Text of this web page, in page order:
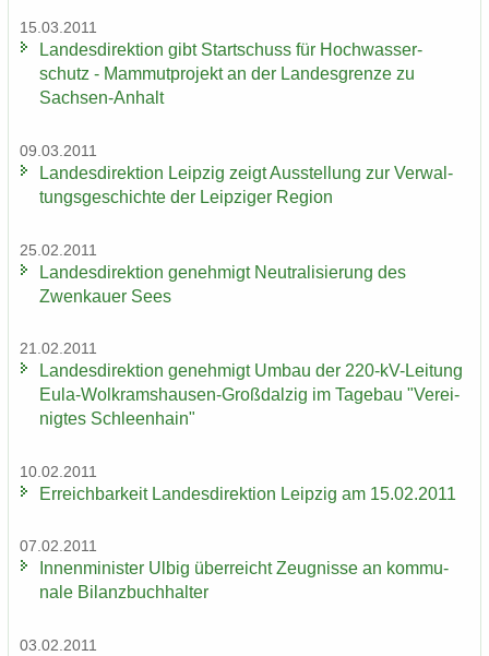
15.03.2011
Lan­des­di­rek­ti­on gibt Start­schuss für Hoch­was­ser­
schutz - Mam­mut­pro­jekt an der Lan­des­gren­ze zu
Sachsen-​Anhalt
09.03.2011
Lan­des­di­rek­ti­on Leip­zig zeigt Aus­stel­lung zur Ver­wal­
tungs­ge­schich­te der Leip­zi­ger Re­gi­on
25.02.2011
Lan­des­di­rek­ti­on ge­neh­migt Neu­tra­li­sie­rung des
Zwenkau­er Sees
21.02.2011
Lan­des­di­rek­ti­on ge­neh­migt Umbau der 220-​kV-Leitung
Eula-​Wolkramshausen-Großdalzig im Ta­ge­bau "Ver­ei­
nig­tes Schleen­hain"
10.02.2011
Er­reich­bar­keit Lan­des­di­rek­ti­on Leip­zig am 15.02.2011
07.02.2011
In­nen­mi­nis­ter Ulbig über­reicht Zeug­nis­se an kom­mu­
na­le Bi­lanz­buch­hal­ter
03.02.2011